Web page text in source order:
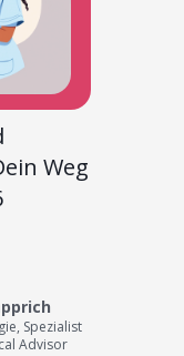
Weg
Spezialist
Advisor